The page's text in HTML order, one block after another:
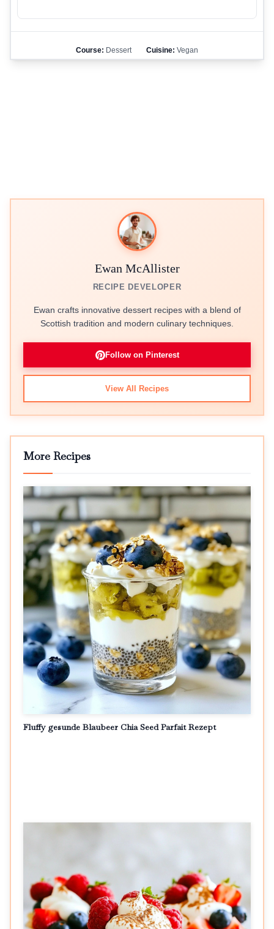
Course: Dessert Cuisine: Vegan
Ewan McAllister
RECIPE DEVELOPER
Ewan crafts innovative dessert recipes with a blend of
Scottish tradition and modern culinary techniques.
Follow on Pinterest
View All Recipes
More Recipes
Fluffy gesunde Blaubeer Chia Seed Parfait Rezept